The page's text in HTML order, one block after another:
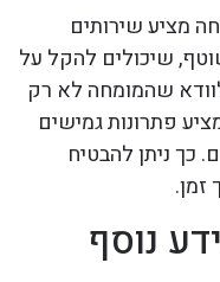
מציע שירותים
שיכולים להקל על
שהמומחה לא רק
פתרונות גמישים
כך ניתן להבטיח
נוסף